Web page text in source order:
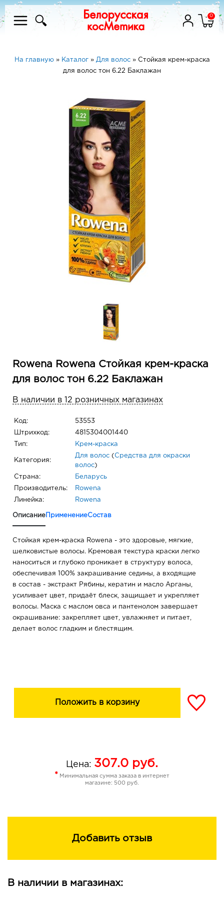
0
На главную» Каталог» Для волос» Стойкая крем-краска
для волос тон 6.22 Баклажан
Rowena Rowena Стойкая крем-краска
для волос тон 6.22 Баклажан
В наличии в 12 розничных магазинах
Код: 53553
Штрихкод: 4815304001440
Тип: Крем-краска
Категория:
Для волос ( Средства для окраски
волос)
Страна: Беларусь
Производитель: Rowena
Линейка: Rowena
Описание ПрименениеСостав
Стойкая крем-краска Rowena - это здоровые, мягкие,
шелковистые волосы. Кремовая текстура краски легко
наноситься и глубоко проникает в структуру волоса,
обеспечивая 100% закрашивание седины, а входящие
в состав - экстракт Рябины, кератин и масло Арганы,
усиливает цвет, придаёт блеск, защищает и укрепляет
волосы. Маска с маслом овса и пантенолом завершает
окрашивание: закрепляет цвет, увлажняет и питает,
делает волос гладким и блестящим.
Положить в корзину
Цена: 307.0 руб.
* Минимальная сумма заказа в интернет
магазине: 500 руб.
Добавить отзыв
В наличии в магазинах: